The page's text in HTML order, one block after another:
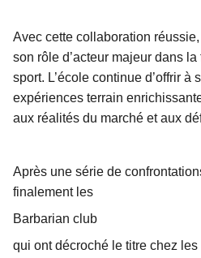
Avec cette collaboration
son rôle d’acteur majeur dans
sport. L’école continue d’offrir à
expériences terrain
aux réalités du marché et aux
Après une série de
finalement les
Barbarian club
qui ont décroché le titre chez les